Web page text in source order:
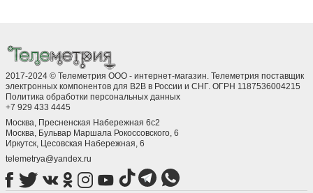
2017-2024 © Телеметрия ООО - интернет-магазин. Телеметрия поставщик
электронных компонентов для B2B в России и СНГ. ОГРН 1187536004215
Политика обработки персональных данных
+7 929 433 4445
Москва, Пресненская Набережная 6с2
Москва, ​Бульвар Маршала Рокоссовского, 6
Иркутск, ​Цесовская Набережная, 6
telemetrya@yandex.ru